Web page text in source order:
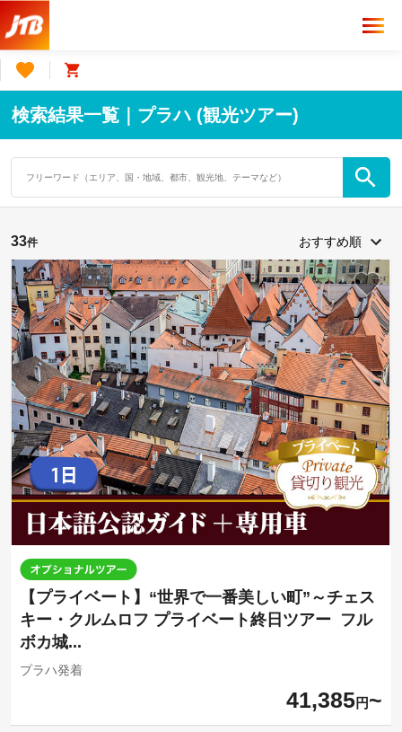
検索結果一覧｜プラハ (観光ツアー)
33件
【プライベート】“世界で一番美しい町”～チェス
キー・クルムロフ プライベート終日ツアー フル
ボカ城...
プラハ発着
41,385円